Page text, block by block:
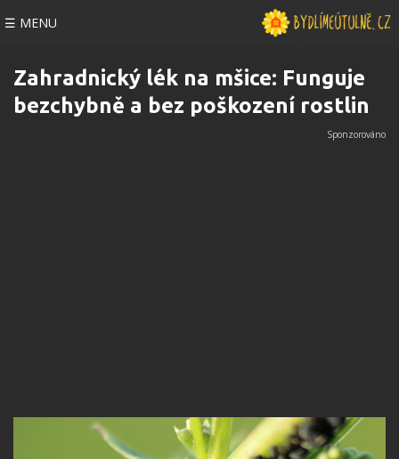
☰ MENU
Zahradnický lék na mšice: Funguje
bezchybně a bez poškození rostlin